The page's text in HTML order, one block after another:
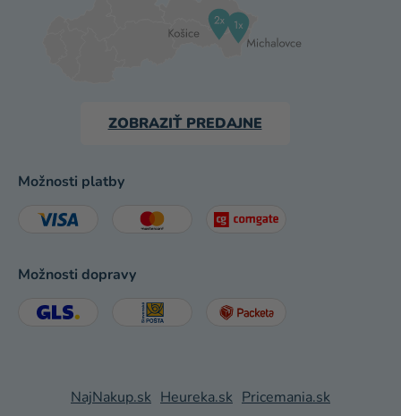
ZOBRAZIŤ PREDAJNE
Možnosti platby
Možnosti dopravy
NajNakup.sk Heureka.sk Pricemania.sk